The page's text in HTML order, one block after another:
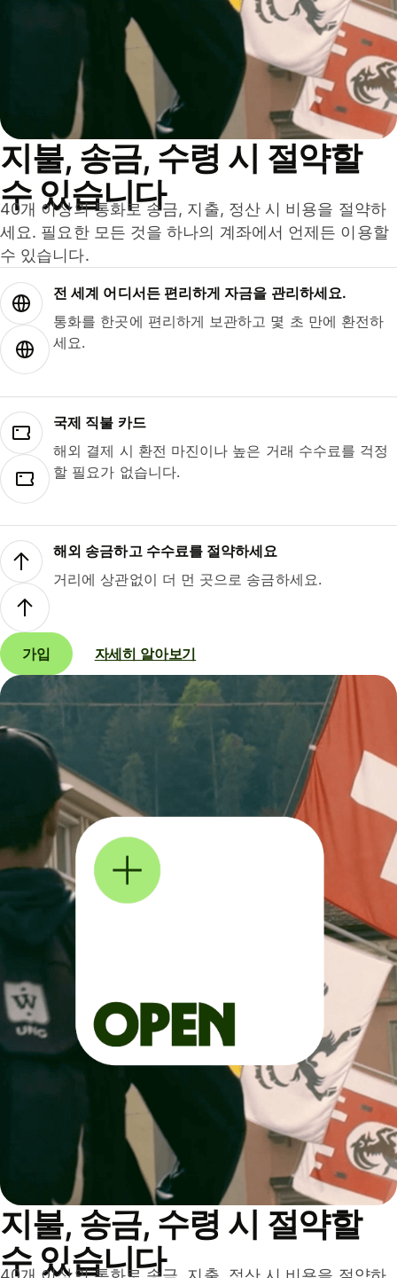
지불, 송금, 수령 시 절약할
수 있습니다
40개 이상의 통화로 송금, 지출, 정산 시 비용을 절약하
세요. 필요한 모든 것을 하나의 계좌에서 언제든 이용할
수 있습니다.
전 세계 어디서든 편리하게 자금을 관리하세요.
통화를 한곳에 편리하게 보관하고 몇 초 만에 환전하
세요.
국제 직불 카드
해외 결제 시 환전 마진이나 높은 거래 수수료를 걱정
할 필요가 없습니다.
해외 송금하고 수수료를 절약하세요
거리에 상관없이 더 먼 곳으로 송금하세요.
가입 자세히 알아보기
지불, 송금, 수령 시 절약할
수 있습니다